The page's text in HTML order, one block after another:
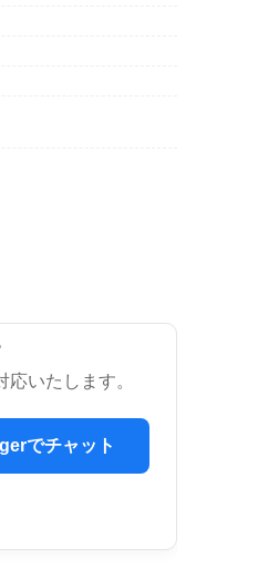
いたします。
でチャット